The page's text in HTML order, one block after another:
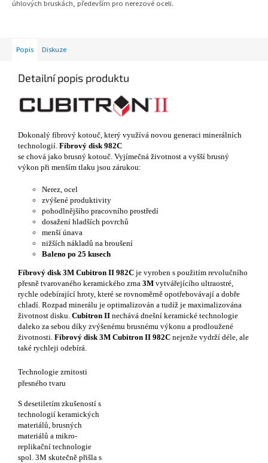
úhlových bruskách, především pro nerezové oceli.
Popis Diskuze
Detailní popis produktu
Dokonalý fíbrový kotouč, který využívá novou generaci minerálních
technologií. Fíbrový disk 982C
se chová jako brusný kotouč. Vyjímečná životnost a vyšší brusný
výkon při menším tlaku jsou zárukou:
Nerez, ocel
zvýšené produktivity
pohodlnějšího pracovního prostředí
dosažení hladších povrchů
menší únava
nižších nákladů na broušení
Baleno po 25 kusech
Fíbrový disk 3M Cubitron II 982C je vyroben s použitím revolučního
přesně tvarovaného keramického zrna 3M vytvářejícího ultraostré,
rychle odebírající hroty, které se rovnoměrně opotřebovávají a dobře
chladí. Rozpad minerálu je optimalizován a tudíž je maximalizována
životnost disku. Cubitron II nechává dnešní keramické technologie
daleko za sebou díky zvýšenému brusnému výkonu a prodloužené
životnosti. Fíbrový disk 3M Cubitron II 982C nejenže vydrží déle, ale
také rychleji odebírá.
Technologie zrnitosti
přesného tvaru
S desetiletím zkušeností s
technologií keramických
materiálů, brusných
materiálů a mikro-
replikační technologie
spol. 3M skutečně přišla s